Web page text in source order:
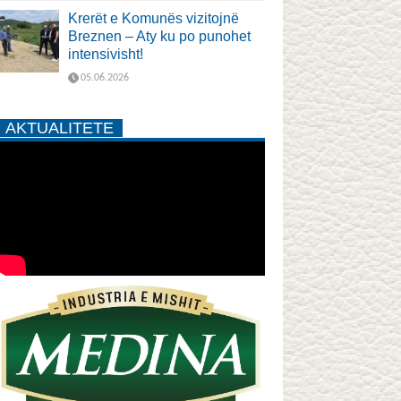
Krerët e Komunës vizitojnë
Breznen – Aty ku po punohet
intensivisht!
05.06.2026
AKTUALITETE